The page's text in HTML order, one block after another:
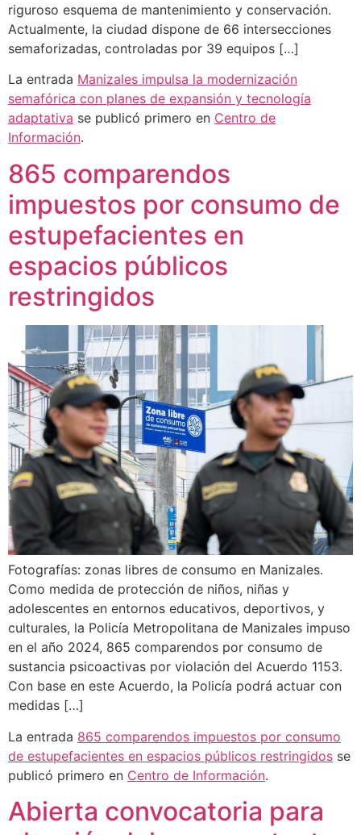
riguroso esquema de mantenimiento y conservación.
Actualmente, la ciudad dispone de 66 intersecciones
semaforizadas, controladas por 39 equipos […]
La entrada Manizales impulsa la modernización
semafórica con planes de expansión y tecnología
adaptativa se publicó primero en Centro de
Información.
865 comparendos
impuestos por consumo de
estupefacientes en
espacios públicos
restringidos
Fotografías: zonas libres de consumo en Manizales.
Como medida de protección de niños, niñas y
adolescentes en entornos educativos, deportivos, y
culturales, la Policía Metropolitana de Manizales impuso
en el año 2024, 865 comparendos por consumo de
sustancia psicoactivas por violación del Acuerdo 1153.
Con base en este Acuerdo, la Policía podrá actuar con
medidas […]
La entrada 865 comparendos impuestos por consumo
de estupefacientes en espacios públicos restringidos se
publicó primero en Centro de Información.
Abierta convocatoria para